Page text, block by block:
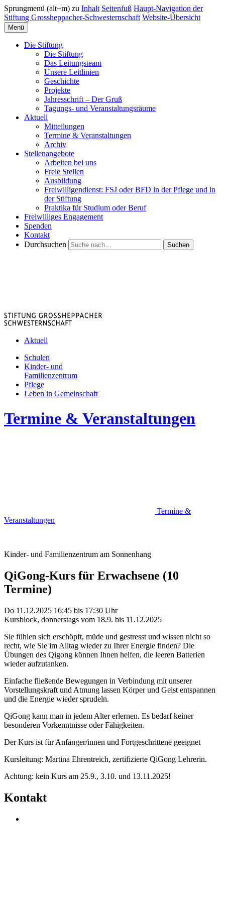
Sprungmenü (alt+m) zu Inhalt Seitenfuß Haupt-Navigation der
Stiftung Grossheppacher-Schwesternschaft Website-Übersicht
Menü
Die Stiftung
Die Stiftung
Das Leitungsteam
Unsere Leitlinien
Geschichte
Projekte
Jahresschrift – Der Gruß
Tagungs- und Veranstaltungsräume
Aktuell
Mitteilungen
Termine & Veranstaltungen
Archiv
Stellenangebote
Arbeiten bei uns
Freie Stellen
Ausbildung
Freiwilligendienst: FSJ oder BFD in der Pflege und in
der Stiftung
Praktika für Studium oder Beruf
Freiwilliges Engagement
Spenden
Kontakt
Durchsuchen
Suchen
Aktuell
Schulen
Kinder- und
Familienzentrum
Pflege
Leben in Gemeinschaft
Termine & Veranstaltungen
Termine &
Veranstaltungen
Kinder- und Familienzentrum am Sonnenhang
QiGong-Kurs für Erwachsene (10
Termine)
Do 11.12.2025 16:45 bis 17:30 Uhr
Kursblock, donnerstags vom 18.9. bis 11.12.2025
Sie fühlen sich erschöpft, müde und gestresst und wissen nicht so
recht, wie Sie im Alltag wieder zu Ihrer Energie finden? Die
Übungen des Qigong können Ihnen helfen, die leeren Batterien
wieder aufzutanken.
Einfache fließende Bewegungen in Verbindung mit unserer
Vorstellungskraft und Atmung lassen Körper und Geist entspannen
und die Energie wieder sprudeln.
QiGong kann man in jedem Alter erlernen. Es bedarf keiner
besonderen Vorkenntnisse oder Fähigkeiten.
Der Kurs ist für Anfänger/innen und Fortgeschrittene geeignet
Kursleitung: Martina Ehrentreich, zertifizierte QiGong Lehrerin.
Achtung: kein Kurs am 25.9., 3.10. und 13.11.2025!
Kontakt